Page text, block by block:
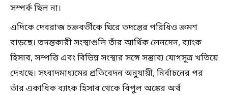
সম্পর্ক ছিল না।
এদিকে দেবরাজ চক্রবর্তীকে ঘিরে তদন্তের পরিধিও ক্রমশ
বাড়ছে। তদন্তকারী সংস্থাগুলি তাঁর আর্থিক লেনদেন, ব্যাংক
হিসাব, সম্পত্তি এবং বিভিন্ন সংস্থার সঙ্গে সম্ভাব্য যোগসূত্র খতিয়ে
দেখছে। সংবাদমাধ্যমের প্রতিবেদন অনুযায়ী, নির্বাচনের পর
তাঁর একাধিক ব্যাংক হিসাব থেকে বিপুল অঙ্কের অর্থ